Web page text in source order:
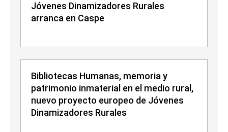
Jóvenes Dinamizadores Rurales
arranca en Caspe
Bibliotecas Humanas, memoria y
patrimonio inmaterial en el medio rural,
nuevo proyecto europeo de Jóvenes
Dinamizadores Rurales